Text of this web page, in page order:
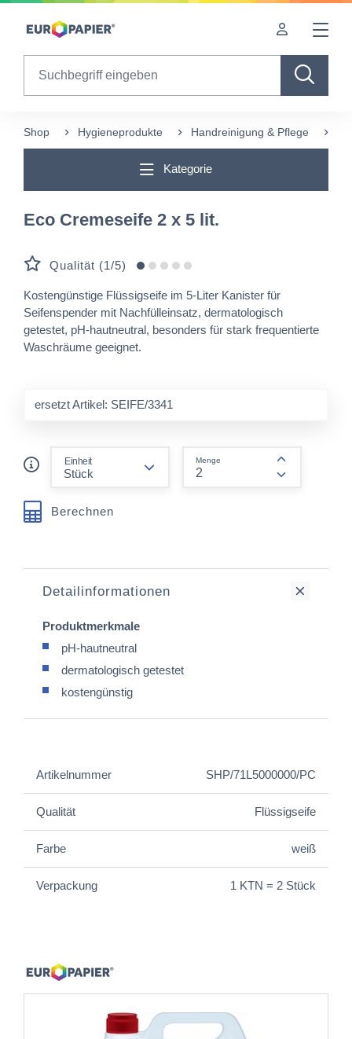
Table Of Content
Shop Hygieneprodukte Handreinigung & Pflege
Kategorie
Eco Cremeseife 2 x 5 lit.
Qualität (1/5)
Kostengünstige Flüssigseife im 5-Liter Kanister für
Seifenspender mit Nachfülleinsatz, dermatologisch
getestet, pH-hautneutral, besonders für stark frequentierte
Waschräume geeignet.
ersetzt Artikel: SEIFE/3341
Einheit Menge
Berechnen
Detailinformationen
Produktmerkmale
pH-hautneutral
dermatologisch getestet
kostengünstig
Artikelnummer SHP/71L5000000/PC
Qualität Flüssigseife
Farbe weiß
Verpackung 1 KTN = 2 Stück